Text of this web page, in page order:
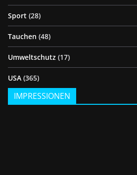
Sport (28)
Tauchen (48)
Umweltschutz (17)
USA (365)
IMPRESSIONEN